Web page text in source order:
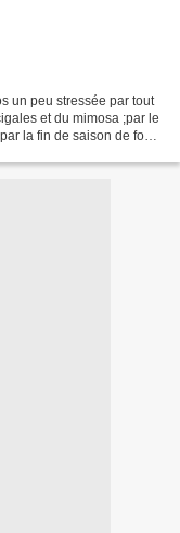
un peu stressée par tout
et du mimosa ;par le
la fin de saison de foot